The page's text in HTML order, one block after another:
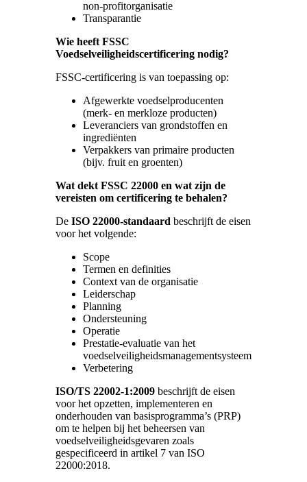
non-profitorganisatie
Transparantie
Wie heeft FSSC
Voedselveiligheidscertificering nodig?
FSSC-certificering is van toepassing op:
Afgewerkte voedselproducenten
(merk- en merkloze producten)
Leveranciers van grondstoffen en
ingrediënten
Verpakkers van primaire producten
(bijv. fruit en groenten)
Wat dekt FSSC 22000 en wat zijn de
vereisten om certificering te behalen?
De ISO 22000-standaard beschrijft de eisen
voor het volgende:
Scope
Termen en definities
Context van de organisatie
Leiderschap
Planning
Ondersteuning
Operatie
Prestatie-evaluatie van het
voedselveiligheidsmanagementsysteem
Verbetering
ISO/TS 22002-1:2009 beschrijft de eisen
voor het opzetten, implementeren en
onderhouden van basisprogramma’s (PRP)
om te helpen bij het beheersen van
voedselveiligheidsgevaren zoals
gespecificeerd in artikel 7 van ISO
22000:2018.